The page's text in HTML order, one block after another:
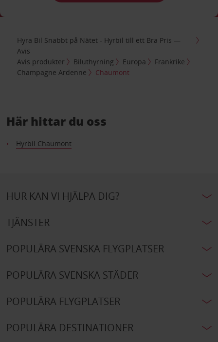
Hyra Bil Snabbt på Nätet - Hyrbil till ett Bra Pris —
Avis
Avis produkter
Biluthyrning Europa
Frankrike
Champagne Ardenne
Chaumont
Här hittar du oss
Hyrbil Chaumont
HUR KAN VI HJÄLPA DIG?
TJÄNSTER
POPULÄRA SVENSKA FLYGPLATSER
POPULÄRA SVENSKA STÄDER
POPULÄRA FLYGPLATSER
POPULÄRA DESTINATIONER